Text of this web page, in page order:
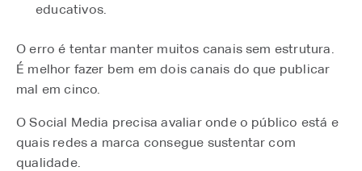
educativos.
O erro é tentar manter muitos canais sem estrutura.
É melhor fazer bem em dois canais do que publicar
mal em cinco.
O Social Media precisa avaliar onde o público está e
quais redes a marca consegue sustentar com
qualidade.